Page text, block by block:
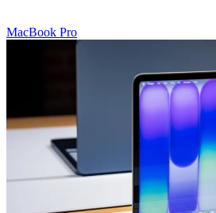
MacBook Pro